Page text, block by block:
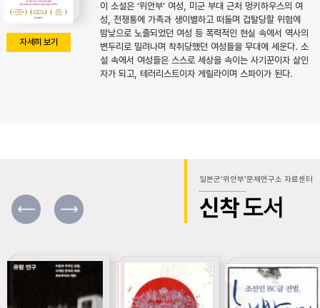
자세히 보기
이 소설은 ‘위안부’ 여성, 미군 부대 근처 멍키하우스의 여
성, 전쟁통에 가족과 생이별하고 떠돌며 겁탈당할 위험에
밤낮으로 노출되었던 여성 등 폭력적인 현실 속에서 역사의
변두리로 밀려나며 착취당했던 여성들을 무대에 세운다. 소
설 속에서 여성들은 스스로 세상을 속이는 사기꾼이자 살인
자가 되고, 테러리스트이자 게릴라이며 스파이가 된다.
일본군‘위안부’문제연구소 자료센터
신착도서